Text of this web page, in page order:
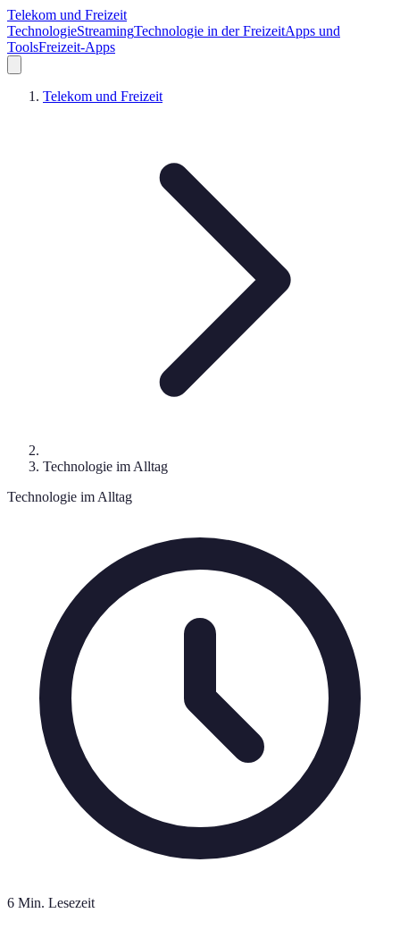
Telekom und Freizeit
TechnologieStreamingTechnologie in der FreizeitApps und
ToolsFreizeit-Apps
Telekom und Freizeit
Technologie im Alltag
Technologie im Alltag
6 Min. Lesezeit